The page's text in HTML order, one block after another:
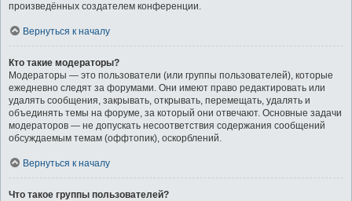
произведённых создателем конференции.
Вернуться к началу
Кто такие модераторы?
Модераторы — это пользователи (или группы пользователей), которые
ежедневно следят за форумами. Они имеют право редактировать или
удалять сообщения, закрывать, открывать, перемещать, удалять и
объединять темы на форуме, за который они отвечают. Основные задачи
модераторов — не допускать несоответствия содержания сообщений
обсуждаемым темам (оффтопик), оскорблений.
Вернуться к началу
Что такое группы пользователей?